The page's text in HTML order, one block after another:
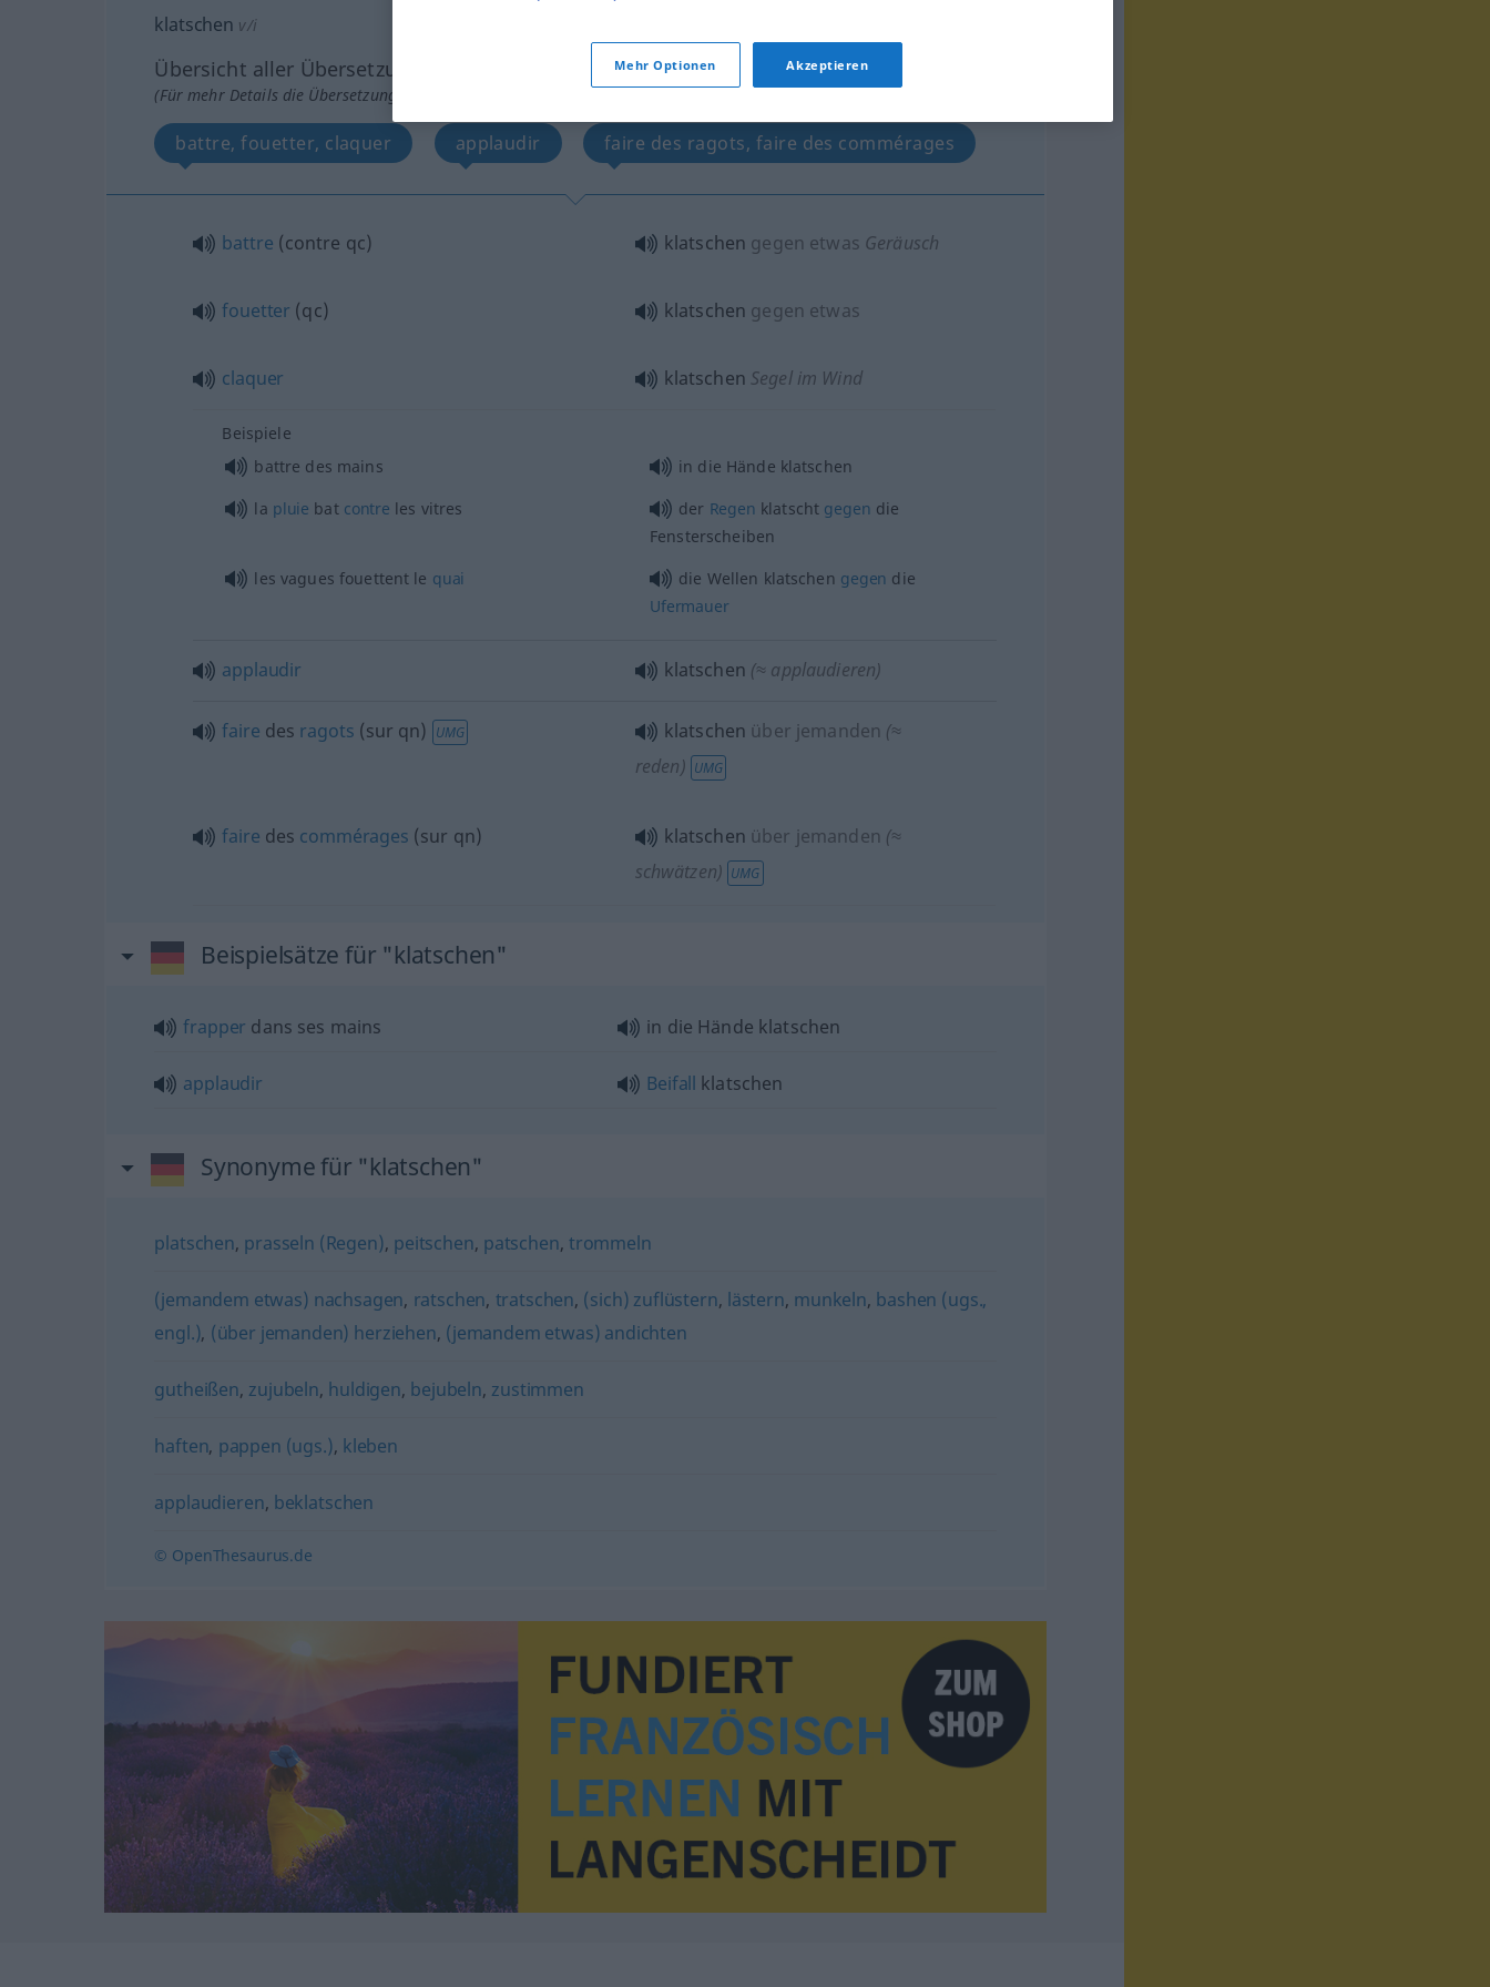
klatschen v/i
Übersicht aller Übersetzungen
(Für mehr Details die Übersetzung anklicken/antippen)
battre, fouetter, claquer applaudir faire des ragots, faire des commérages
battre (contre qc) klatschen gegen etwas Geräusch
fouetter (qc) klatschen gegen etwas
claquer klatschen Segel im Wind
Beispiele
battre des mains
in die Hände klatschen
la pluie bat contre les vitres der Regen klatscht gegen die
Fensterscheiben
les vagues fouettent le quai die Wellen klatschen gegen die
Ufermauer
applaudir klatschen (≈ applaudieren)
faire des ragots (sur qn) UMG klatschen über jemanden (≈
reden) UMG
faire des commérages (sur qn) klatschen über jemanden (≈
schwätzen) UMG
Beispielsätze für "klatschen"
frapper dans ses mains in die Hände klatschen
applaudir Beifall klatschen
Synonyme für "klatschen"
platschen, prasseln (Regen), peitschen, patschen, trommeln
(jemandem etwas) nachsagen, ratschen, tratschen, (sich) zuflüstern, lästern, munkeln, bashen (ugs.,
engl.), (über jemanden) herziehen, (jemandem etwas) andichten
gutheißen, zujubeln, huldigen, bejubeln, zustimmen
haften, pappen (ugs.), kleben
applaudieren, beklatschen
© OpenThesaurus.de
Mehr Optionen Akzeptieren